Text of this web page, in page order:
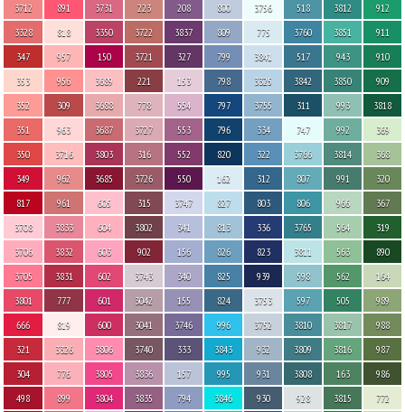
3712
3328
347
353
352
351
350
349
817
3708
3706
3705
3801
666
321
304
498
891
818
957
956
309
963
3716
962
961
3833
3832
3831
777
819
3326
776
899
3731
3350
150
3689
3688
3687
3803
3685
605
604
603
602
601
600
3806
3805
3804
223
3722
3721
221
778
3727
316
3726
315
3802
902
3743
3042
3041
3740
3836
3835
208
3837
327
153
554
553
552
550
3747
341
156
340
155
3746
333
157
794
800
809
799
798
797
796
820
162
827
813
826
825
824
996
3843
995
3846
3756
775
3841
3325
3755
334
322
312
803
336
823
939
3753
3752
932
931
930
518
3760
517
3842
311
747
3766
807
806
3765
3811
598
597
3810
3809
3808
928
3812
3851
943
3850
993
992
3814
991
966
564
563
562
505
3817
3816
163
3815
912
911
910
909
3818
369
368
320
367
319
890
164
989
988
987
986
772